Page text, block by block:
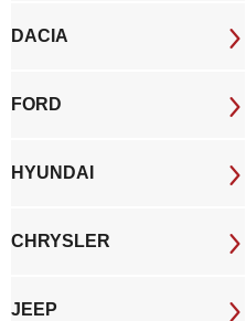
DACIA
FORD
HYUNDAI
CHRYSLER
JEEP